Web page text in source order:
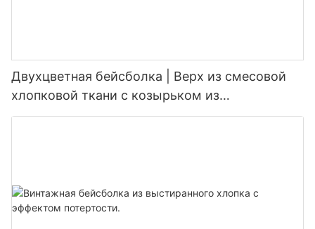
Двухцветная бейсболка | Верх из смесовой
хлопковой ткани с козырьком из
искусственной замши, возможно нанесение